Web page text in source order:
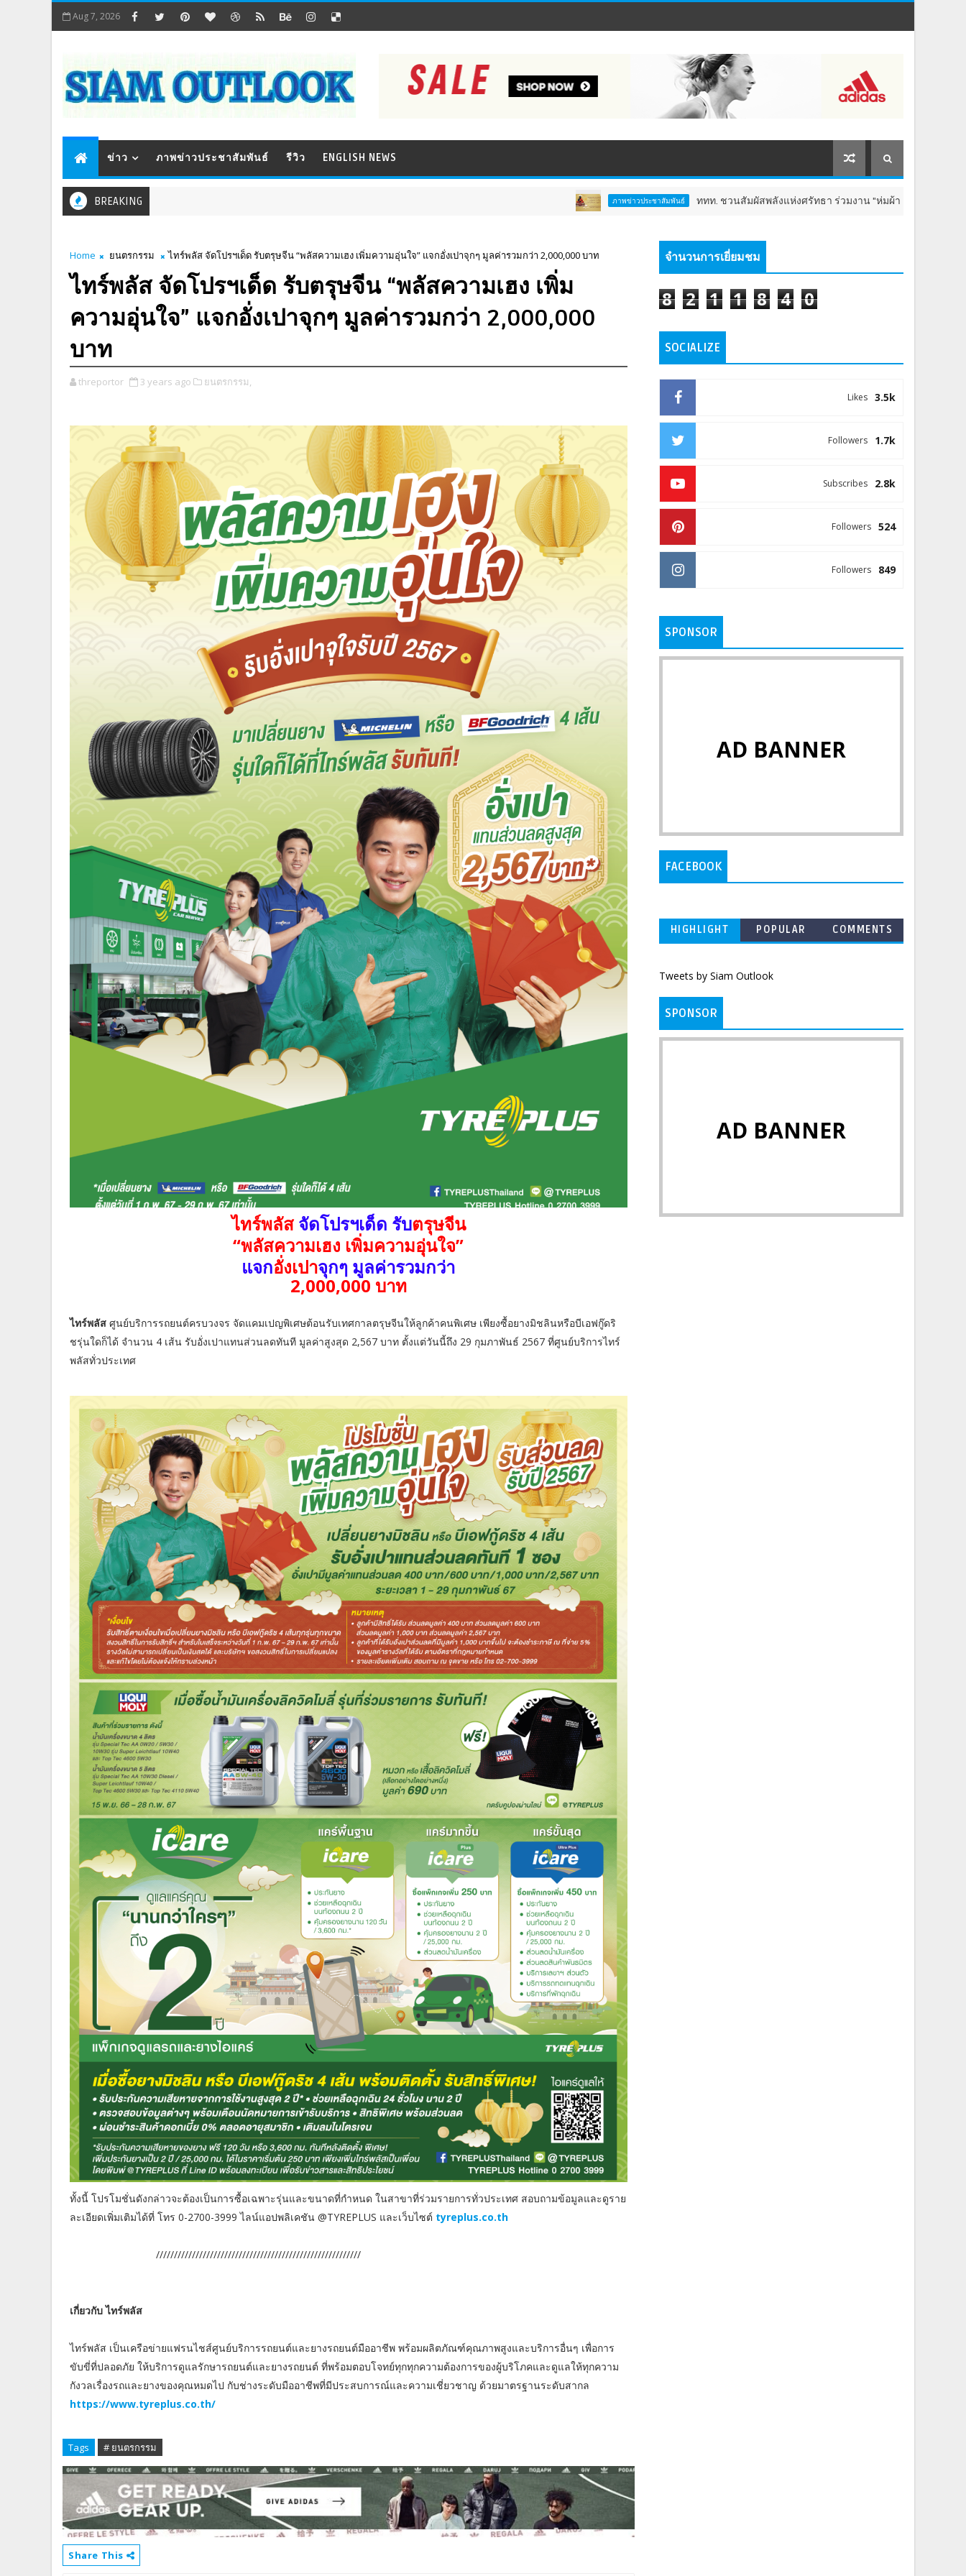
Aug 7, 2026
ข่าว ภาพข่าวประชาสัมพันธ์ รีวิว ENGLISH NEWS
BREAKING ภาพข่าวประชาสัมพันธ์ ททท. ชวนสัมผัสพลังแห่งศรัทธา ร่วมงาน "ห่มผ้าหลวงปู่ทวด ครั้งที่ 13 ปี
Home ยนตรกรรม ไทร์พลัส จัดโปรฯเด็ด รับตรุษจีน “พลัสความเฮง เพิ่มความอุ่นใจ” แจกอั่งเปาจุกๆ มูลค่ารวมกว่า 2,000,000 บาท
ไทร์พลัส จัดโปรฯเด็ด รับตรุษจีน “พลัสความเฮง เพิ่ม
ความอุ่นใจ” แจกอั่งเปาจุกๆ มูลค่ารวมกว่า 2,000,000
บาท
threportor 3 years ago ยนตรกรรม,
ไทร์พลัสจัดโปรฯเด็ด รับตรุษจีน
“พลัสความเฮง เพิ่มความอุ่นใจ”
แจกอั่งเปาจุกๆ มูลค่ารวมกว่า
2,000,000 บาท
ไทร์พลัส ศูนย์บริการรถยนต์ครบวงจร จัดแคมเปญพิเศษต้อนรับเทศกาลตรุษจีนให้ลูกค้าคนพิเศษ เพียงซื้อยางมิชลินหรือบีเอฟกู๊ดริ
ชรุ่นใดก็ได้ จำนวน 4 เส้น รับอั่งเปาแทนส่วนลดทันที มูลค่าสูงสุด 2,567 บาท ตั้งแต่วันนี้ถึง 29 กุมภาพันธ์ 2567 ที่ศูนย์บริการไทร์
พลัสทั่วประเทศ
ทั้งนี้ โปรโมชั่นดังกล่าวจะต้องเป็นการซื้อเฉพาะรุ่นและขนาดที่กำหนด ในสาขาที่ร่วมรายการทั่วประเทศ สอบถามข้อมูลและดูราย
ละเอียดเพิ่มเติมได้ที่ โทร 0-2700-3999 ไลน์แอปพลิเคชัน @TYREPLUS และเว็บไซต์ tyreplus.co.th
/////////////////////////////////////////////////////////
เกี่ยวกับ ไทร์พลัส
ไทร์พลัส เป็นเครือข่ายแฟรนไชส์ศูนย์บริการรถยนต์และยางรถยนต์มืออาชีพ พร้อมผลิตภัณฑ์คุณภาพสูงและบริการอื่นๆ เพื่อการ
ขับขี่ที่ปลอดภัย ให้บริการดูแลรักษารถยนต์และยางรถยนต์ ที่พร้อมตอบโจทย์ทุกทุกความต้องการของผู้บริโภคและดูแลให้ทุกความ
กังวลเรื่องรถและยางของคุณหมดไป กับช่างระดับมืออาชีพที่มีประสบการณ์และความเชี่ยวชาญ ด้วยมาตรฐานระดับสากล
https://www.tyreplus.co.th/
Tags # ยนตรกรรม
Share This
จำนวนการเยี่ยมชม
8 2 1 1 8 4 0
SOCIALIZE
3.5k
Likes
1.7k
Followers
2.8k
Subscribes
524
Followers
849
Followers
SPONSOR
AD BANNER
FACEBOOK
HIGHLIGHT POPULAR COMMENTS
Tweets by Siam Outlook
SPONSOR
AD BANNER